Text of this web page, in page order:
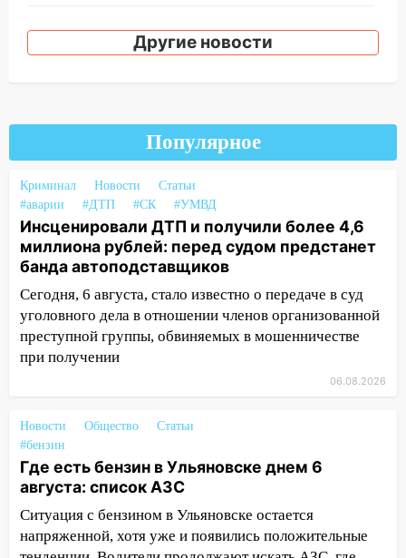
Ульяновска успешно выступили на
Чемпионате России
зернобобовых культур
Ульяновской области завели дело на
агрессивную женщину
15:47 На улице Радищева сбили
курьера: крупная авария в Ульяновске
15:15 Проводил до квартиры и ограбил:
новый кавалер женщины оказался
рецидивистом
14:26
14:23
67% ульяновцев готовы
передумать увольняться, если им
повысят зарплату
14:01 Инсценировали ДТП и получили
более 4,6 миллиона рублей: перед
судом предстанет банда
Другие новости
Популярное
Криминал Новости
Статьи
#аварии
#ДТП #СК #УМВД
Инсценировали ДТП и получили более 4,6
миллиона рублей: перед судом предстанет
банда автоподставщиков
Сегодня, 6 августа, стало известно о передаче в суд
уголовного дела в отношении членов организованной
преступной группы, обвиняемых в мошенничестве
при получении
06.08.2026
Новости Общество
Статьи
#бензин
Где есть бензин в Ульяновске днем 6
августа: список АЗС
Ситуация с бензином в Ульяновске остается
напряженной, хотя уже и появились положительные